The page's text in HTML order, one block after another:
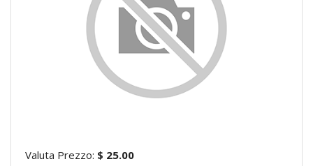
Valuta Prezzo: $ 25.00